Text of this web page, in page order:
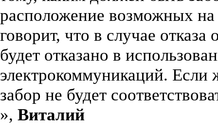
расположение возможных на
говорит, что в случае
будет отказано в
электрокоммуникаций. Если
забор не будет
», Виталий